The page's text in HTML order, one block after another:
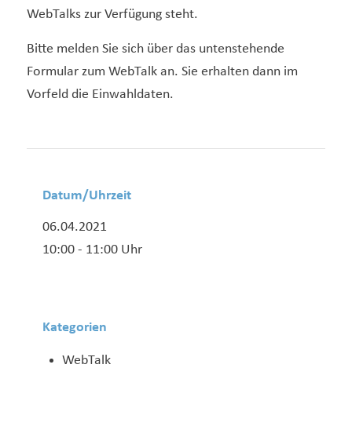
WebTalks zur Verfügung steht.
Bitte melden Sie sich über das untenstehende
Formular zum WebTalk an. Sie erhalten dann im
Vorfeld die Einwahldaten.
Datum/Uhrzeit
06.04.2021
10:00 - 11:00 Uhr
Kategorien
WebTalk